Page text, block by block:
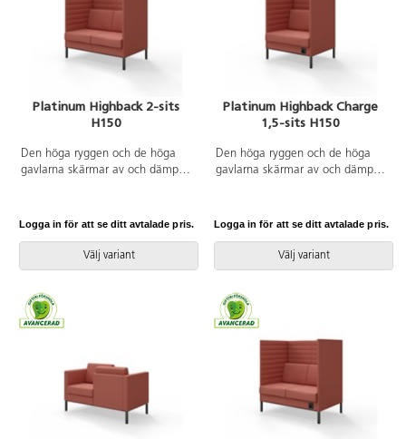
Platinum Highback 2-sits
H150
Den höga ryggen och de höga
gavlarna skärmar av och dämpar
kallskum. Stativ i pulverlackad
och sittdyna.
Logga in för att se ditt avtalade pris.
Välj variant
Platinum Highback Charge
1,5-sits H150
Den höga ryggen och de höga
gavlarna skärmar av och dämpar
kallskum. Stativ i pulverlackad
Avtagbart fodral på rygg- och
sittdyna.
Logga in för att se ditt avtalade pris.
Välj variant